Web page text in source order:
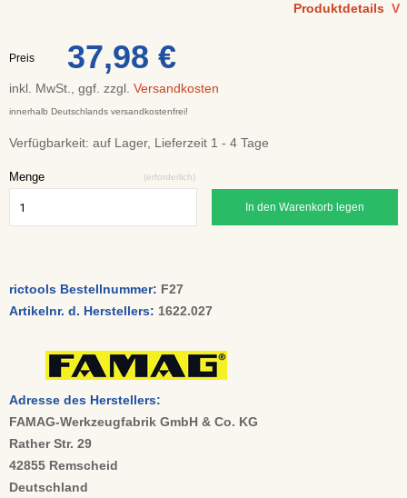
Produktdetails V
Preis 37,98 €
inkl. MwSt., ggf. zzgl. Versandkosten
innerhalb Deutschlands versandkostenfrei!
Verfügbarkeit: auf Lager, Lieferzeit 1 - 4 Tage
Menge (erforderlich)
In den Warenkorb legen
rictools Bestellnummer: F27
Artikelnr. d. Herstellers: 1622.027
Adresse des Herstellers:
FAMAG-Werkzeugfabrik GmbH & Co. KG
Rather Str. 29
42855 Remscheid
Deutschland